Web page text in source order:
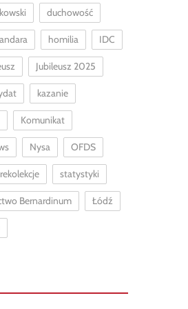
duchowość
homilia IDC
Jubileusz 2025
kazanie
Komunikat
Nysa OFDS
rekolekcje statystyki
Bernardinum Łódź